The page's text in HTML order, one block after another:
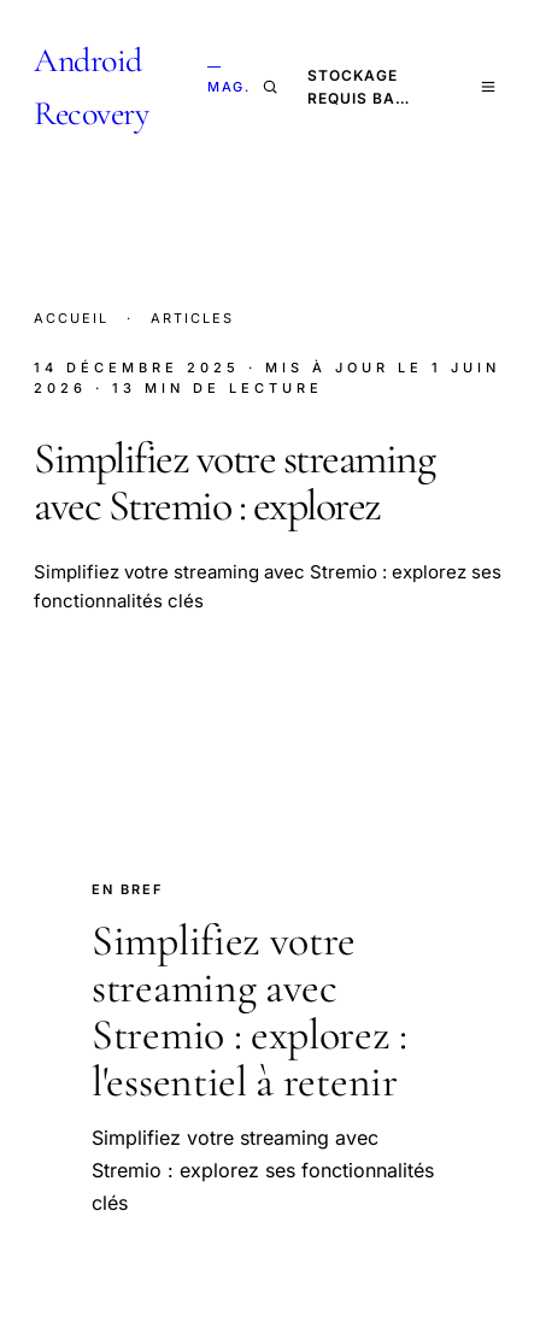
Android
Recovery
—
MAG.
STOCKAGE
REQUIS BA…
ACCUEIL · ARTICLES
14 DÉCEMBRE 2025 · MIS À JOUR LE 1 JUIN
2026
· 13 MIN DE LECTURE
Simplifiez votre streaming
avec Stremio : explorez
Simplifiez votre streaming avec Stremio : explorez ses
fonctionnalités clés
EN BREF
Simplifiez votre
streaming avec
Stremio : explorez :
l'essentiel à retenir
Simplifiez votre streaming avec
Stremio : explorez ses fonctionnalités
clés